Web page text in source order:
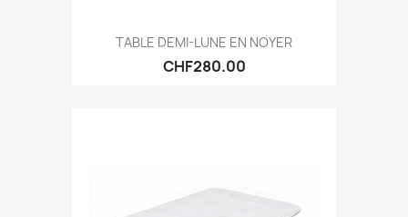
TABLE DEMI-LUNE EN NOYER
CHF280.00